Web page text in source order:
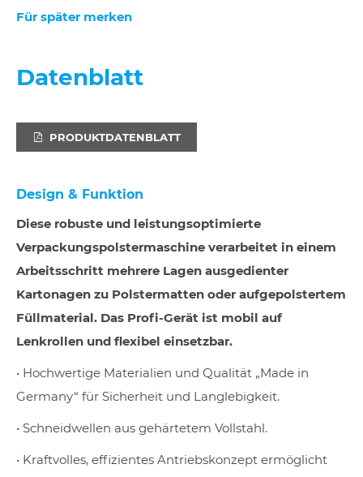
Für später merken
Datenblatt
PRODUKTDATENBLATT
Design & Funktion
Diese robuste und leistungsoptimierte
Verpackungspolstermaschine verarbeitet in einem
Arbeitsschritt mehrere Lagen ausgedienter
Kartonagen zu Polstermatten oder aufgepolstertem
Füllmaterial. Das Profi-Gerät ist mobil auf
Lenkrollen und flexibel einsetzbar.
• Hochwertige Materialien und Qualität „Made in
Germany“ für Sicherheit und Langlebigkeit.
• Schneidwellen aus gehärtetem Vollstahl.
• Kraftvolles, effizientes Antriebskonzept ermöglicht